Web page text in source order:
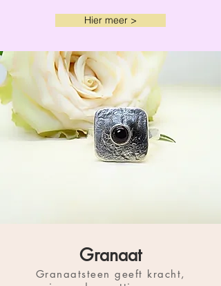
Hier meer >
Granaat
Granaatsteen geeft kracht,